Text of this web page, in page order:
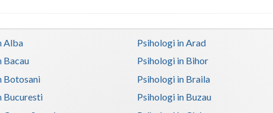
Alba Psihologi in Arad
Bacau
Psihologi in Bihor
Botosani
Psihologi in Braila
Bucuresti
Psihologi in Buzau